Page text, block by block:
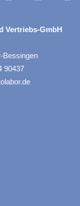
Vertriebs-GmbH
Bessingen
90437